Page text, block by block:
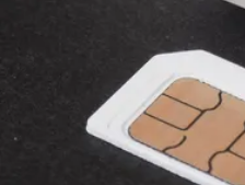
Українці масово
авто: скільки коштує
найпопулярніша
Які марки автомобілів воліють